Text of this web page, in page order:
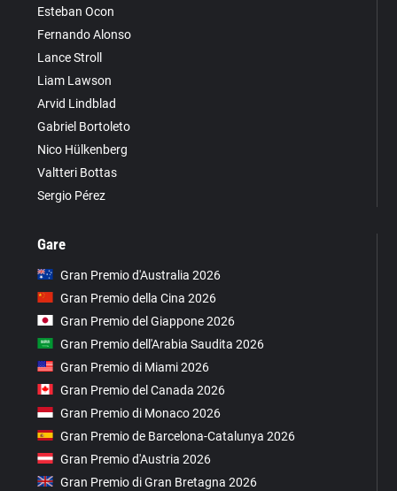
Esteban Ocon
Fernando Alonso
Lance Stroll
Liam Lawson
Arvid Lindblad
Gabriel Bortoleto
Nico Hülkenberg
Valtteri Bottas
Sergio Pérez
Gare
Gran Premio d'Australia 2026
Gran Premio della Cina 2026
Gran Premio del Giappone 2026
Gran Premio dell'Arabia Saudita 2026
Gran Premio di Miami 2026
Gran Premio del Canada 2026
Gran Premio di Monaco 2026
Gran Premio de Barcelona-Catalunya 2026
Gran Premio d'Austria 2026
Gran Premio di Gran Bretagna 2026